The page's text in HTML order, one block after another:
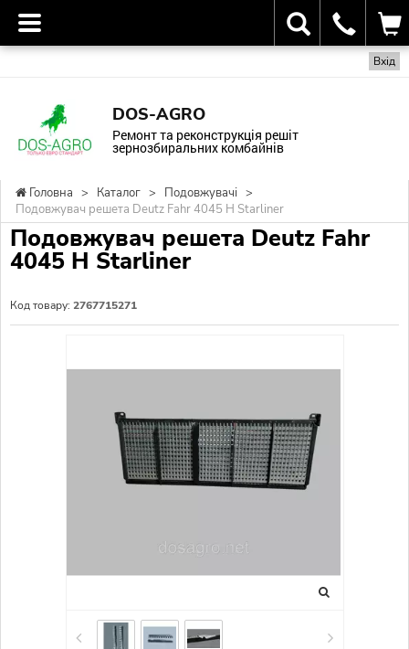
Вхід
DOS-AGRO
Ремонт та реконструкція решіт
зернозбиральних комбайнів
Головна > Каталог > Подовжувачі >
Подовжувач решета Deutz Fahr 4045 H Starliner
Подовжувач решета Deutz Fahr
4045 H Starliner
Код товару: 2767715271